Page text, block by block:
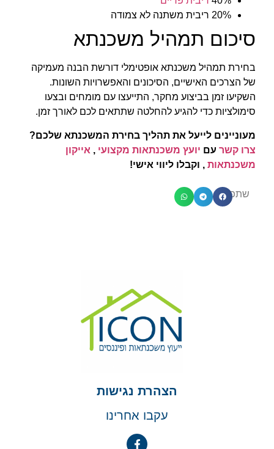
20% ריבית משתנה לא צמודה
סיכום תמהיל משכנתא
בחירת תמהיל משכנתא אופטימלי דורשת הבנה מעמיקה
של הצרכים האישיים, הסיכונים והאפשרויות השונות.
השקיעו זמן בביצוע מחקר, התייעצו עם מומחים ובצעו
סימולציות כדי להגיע להחלטה שתתאים לכם לאורך זמן.
מעוניינים לייעל את תהליך בחירת המשכנתא שלכם?
צרו קשר עם יועץ משכנתאות מקצועי , אייקון
משכנתאות , וקבלו ליווי אישי!
שתפו
הצהרת נגישות
עקבו אחרינו